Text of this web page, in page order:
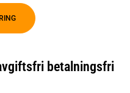
betalningsfri